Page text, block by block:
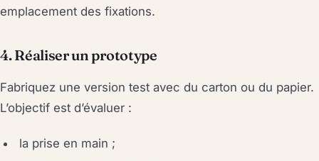
emplacement des fixations.
4. Réaliser un prototype
Fabriquez une version test avec du carton ou du papier.
L’objectif est d’évaluer :
la prise en main ;